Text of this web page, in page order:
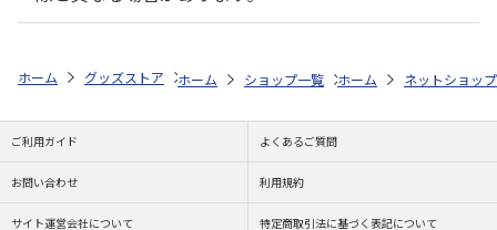
ホーム グッズストア ディズニー ミニーマウス マグ大 NARUMI
ホーム ショップ一覧 スケーター マグ大
ホーム ネットショップ
ご利用ガイド よくあるご質問
お問い合わせ 利用規約
サイト運営会社について 特定商取引法に基づく表記について